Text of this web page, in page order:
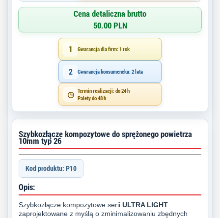
Szybkozłącze kompozytowe do sprężonego powietrza
10mm typ 26
Kod produktu: P10
Opis:
Szybkozłącze kompozytowe serii ULTRA LIGHT
zaprojektowane z myślą o zminimalizowaniu zbędnych
Cena detaliczna brutto
50.00 PLN
1 Gwarancja dla firm: 1 rok
2 Gwarancja konsumencka: 2 lata
◷ Termin realizacji: do 24 h
Palety do 48 h